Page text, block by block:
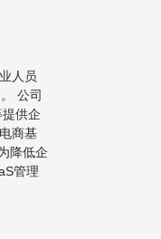
人员
公司
供企
商基
降低企
管理